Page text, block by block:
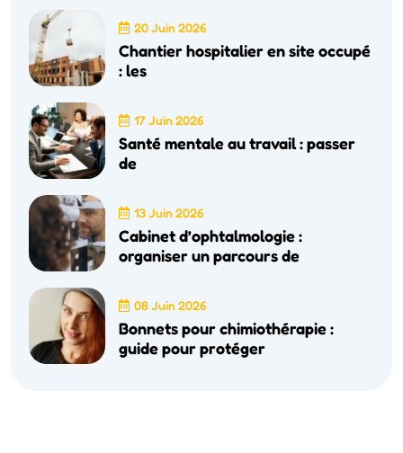
20 Juin 2026
Chantier hospitalier en site occupé
: les
17 Juin 2026
Santé mentale au travail : passer
de
13 Juin 2026
Cabinet d’ophtalmologie :
organiser un parcours de
08 Juin 2026
Bonnets pour chimiothérapie :
guide pour protéger